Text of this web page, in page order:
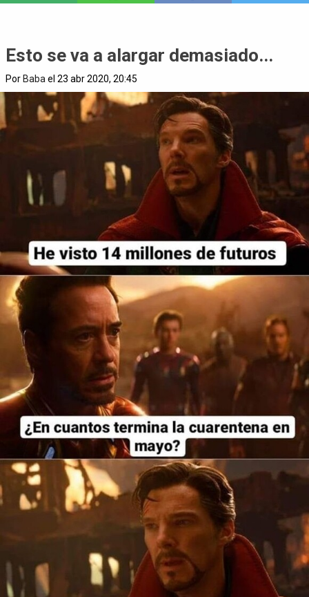
Esto se va a alargar demasiado...
Por Baba el 23 abr 2020, 20:45